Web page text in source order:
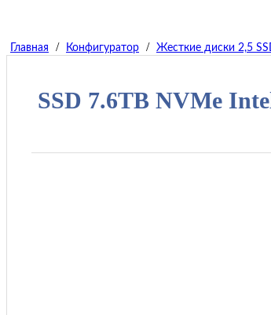
Главная / Конфигуратор / Жесткие диски 2,5
SSD 7.6TB NVMe